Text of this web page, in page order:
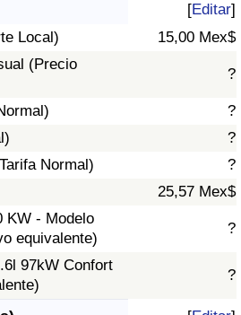
[Editar]
Local)
15,00 Mex$
(Precio
?
?
?
Normal)
?
25,57 Mex$
KW - Modelo
equivalente)
?
97kW Confort
?